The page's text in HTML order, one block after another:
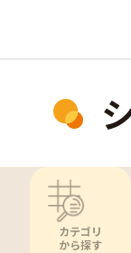
カテゴリ
から探す